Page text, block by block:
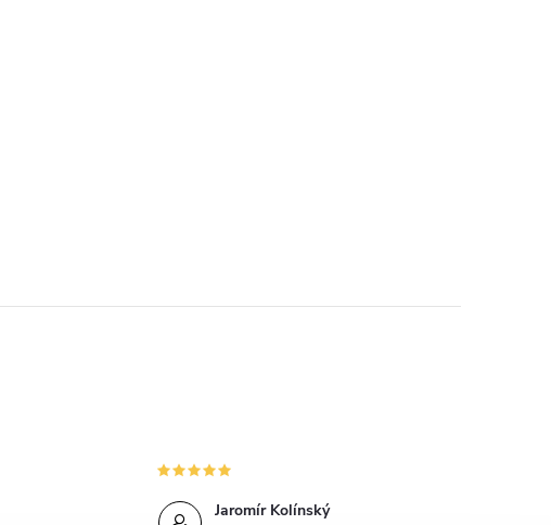
Jaromír Kolínský